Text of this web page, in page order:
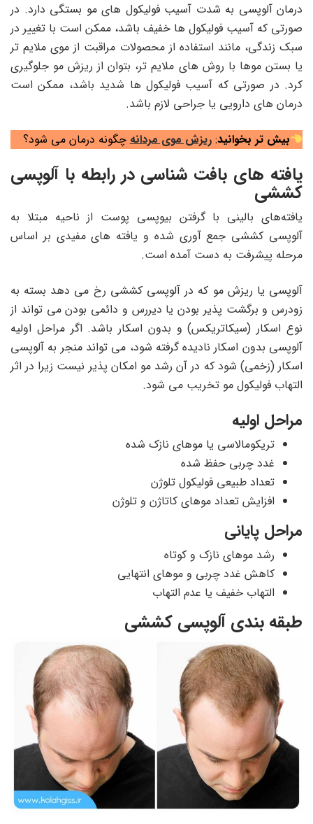
درمان آلوپسی به شدت آسیب فولیکول های مو بستگی دارد. در
صورتی که آسیب فولیکول ها خفیف باشد، ممکن است با تغییر در
سبک زندگی، مانند استفاده از محصولات مراقبت از موی ملایم تر
یا بستن موها با روش های ملایم تر، بتوان از ریزش مو جلوگیری
کرد. در صورتی که آسیب فولیکول ها شدید باشد، ممکن است
درمان های دارویی یا جراحی لازم باشد.
بیش تر بخوانید:ریزش موی مردانهچگونه درمان می شود؟
یافته های بافت شناسی در رابطه با آلوپسی
کششی
یافته‌های بالینی با گرفتن بیوپسی پوست از ناحیه مبتلا به
آلوپسی کششی جمع آوری شده و یافته‌ های مفیدی بر اساس
مرحله پیشرفت به دست آمده است.
آلوپسی یا ریزش مو که در آلوپسی کششی رخ می دهد بسته به
زودرس و برگشت پذیر بودن یا دیررس و دائمی بودن می تواند از
نوع اسکار (سیکاتریکس) و بدون اسکار باشد. اگر مراحل اولیه
آلوپسی بدون اسکار نادیده گرفته شود، می تواند منجر به آلوپسی
اسکار (زخمی) شود که در آن رشد مو امکان پذیر نیست زیرا در اثر
التهاب فولیکول مو تخریب می شود.
مراحل اولیه
تریکومالاسی یا موهای نازک شده
غدد چربی حفظ شده
تعداد طبیعی فولیکول تلوژن
افزایش تعداد موهای کاتاژن و تلوژن
مراحل پایانی
رشد موهای نازک و کوتاه
کاهش غدد چربی و موهای انتهایی
التهاب خفیف یا عدم التهاب
طبقه بندی آلوپسی کششی